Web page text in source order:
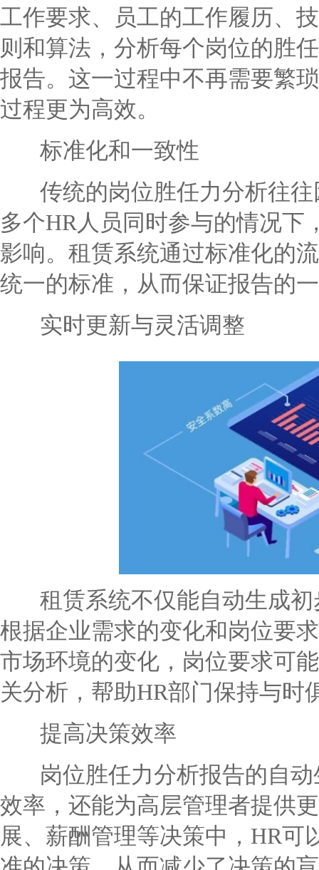
工作要求、员工的工作履历、
则和算法，分析每个岗位的胜
报告。这一过程中不再需要繁
过程更为高效。
标准化和一致性
传统的岗位胜任力分析往往
多个HR人员同时参与的情况下
影响。租赁系统通过标准化的
统一的标准，从而保证报告的
实时更新与灵活调整
租赁系统不仅能自动生成初
根据企业需求的变化和岗位要
市场环境的变化，岗位要求可
关分析，帮助HR部门保持与时
提高决策效率
岗位胜任力分析报告的自动
效率，还能为高层管理者提供
展、薪酬管理等决策中，HR